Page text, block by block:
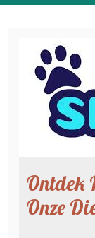
Ontdek
Onze